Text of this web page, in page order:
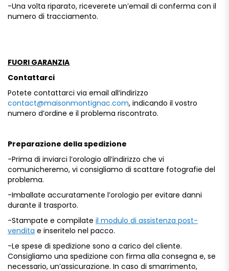
-Una volta riparato, riceverete un’email di conferma con il
numero di tracciamento.
FUORI GARANZIA
Contattarci
Potete contattarci via email all’indirizzo
contact@maisonmontignac.com, indicando il vostro
numero d’ordine e il problema riscontrato.
Preparazione dellaspedizione
-Prima di inviarci l’orologio all’indirizzo che vi
comunicheremo, vi consigliamo di scattare fotografie del
problema.
-Imballate accuratamente l’orologio per evitare danni
durante il trasporto.
-Stampate e compilate il modulo di assistenza post-
vendita e inseritelo nel pacco.
-Le spese di spedizione sono a carico del cliente.
Consigliamo una spedizione con firma alla consegna e, se
necessario, un’assicurazione. In caso di smarrimento,